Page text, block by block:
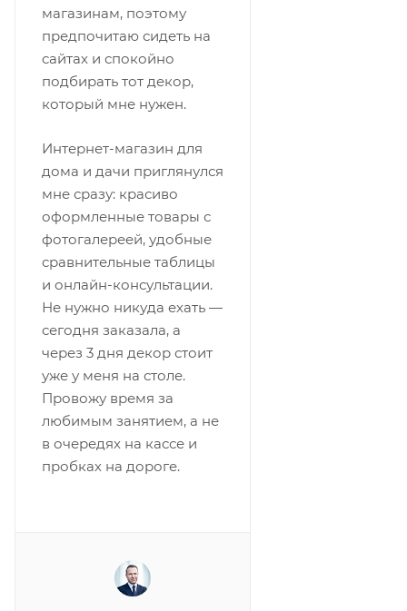
магазинам, поэтому
предпочитаю сидеть на
сайтах и спокойно
подбирать тот декор,
который мне нужен.
Интернет-магазин для
дома и дачи приглянулся
мне сразу: красиво
оформленные товары с
фотогалереей, удобные
сравнительные таблицы
и онлайн-консультации.
Не нужно никуда ехать —
сегодня заказала, а
через 3 дня декор стоит
уже у меня на столе.
Провожу время за
любимым занятием, а не
в очередях на кассе и
пробках на дороге.